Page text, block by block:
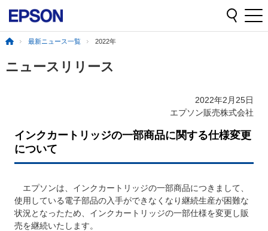
最新ニュース一覧 2022年
ニュースリリース
2022年2月25日
エプソン販売株式会社
インクカートリッジの一部商品に関する仕様変更
について
エプソンは、インクカートリッジの一部商品につきまして、
使用している電子部品の入手ができなくなり継続生産が困難な
状況となったため、インクカートリッジの一部仕様を変更し販
売を継続いたします。